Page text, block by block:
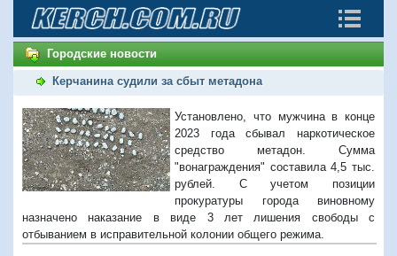
Городские новости
Керчанина судили за сбыт метадона
Установлено, что мужчина в конце
2023 года сбывал наркотическое
средство метадон. Сумма
"вонаграждения" составила 4,5 тыс.
рублей. С учетом позиции
прокуратуры города виновному
назначено наказание в виде 3 лет лишения свободы с
отбыванием в исправительной колонии общего режима.